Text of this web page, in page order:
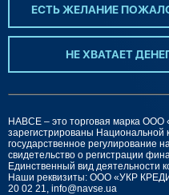
ЕСТЬ ЖЕЛАНИЕ
НЕ ХВАТАЕТ
НАВСЕ – это торговая марка
зарегистрированы Национальной
государственное регулирование
свидетельство о регистрации
Единственный вид деятельности
Наши реквизиты: ООО «УКР
20 02 21, info@navse.ua